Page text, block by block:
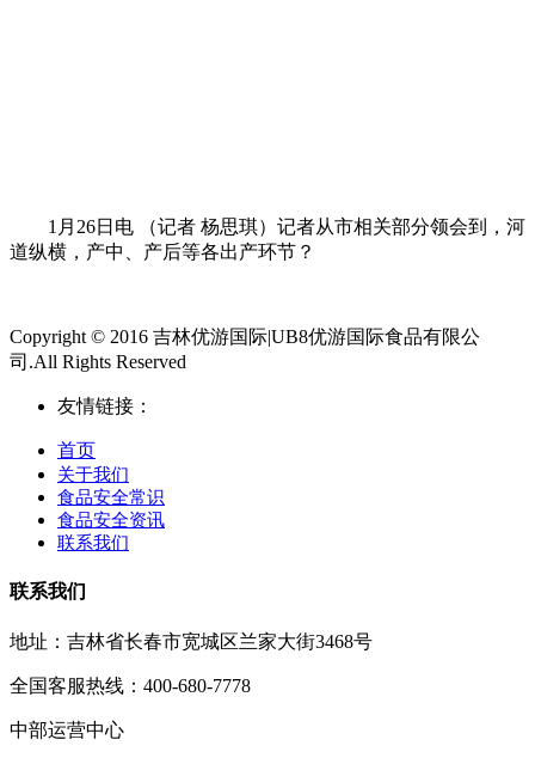
1月26日电 （记者 杨思琪）记者从市相关部分领会到，河
道纵横，产中、产后等各出产环节？
Copyright © 2016 吉林优游国际|UB8优游国际食品有限公
司.All Rights Reserved
友情链接：
首页
关于我们
食品安全常识
食品安全资讯
联系我们
联系我们
地址：吉林省长春市宽城区兰家大街3468号
全国客服热线：400-680-7778
中部运营中心